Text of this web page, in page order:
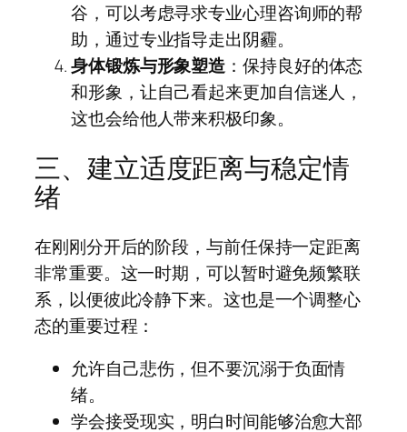
谷，可以考虑寻求专业心理咨询师的帮
助，通过专业指导走出阴霾。
身体锻炼与形象塑造 ：保持良好的体态
和形象，让自己看起来更加自信迷人，
这也会给他人带来积极印象。
三、建立适度距离与稳定情
绪
在刚刚分开后的阶段，与前任保持一定距离
非常重要。这一时期，可以暂时避免频繁联
系，以便彼此冷静下来。这也是一个调整心
态的重要过程：
允许自己悲伤，但不要沉溺于负面情
绪。
学会接受现实，明白时间能够治愈大部